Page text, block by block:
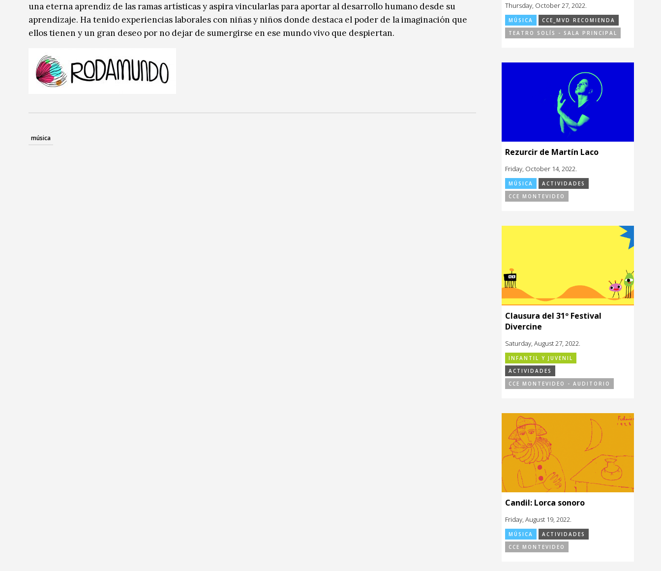
una eterna aprendiz de las ramas artísticas y aspira vincularlas para aportar al desarrollo humano desde su
aprendizaje. Ha tenido experiencias laborales con niñas y niños donde destaca el poder de la imaginación que
ellos tienen y un gran deseo por no dejar de sumergirse en ese mundo vivo que despiertan.
música
Thursday, October 27, 2022.
MÚSICA
CCE_MVD RECOMIENDA
TEATRO SOLÍS - SALA PRINCIPAL
Rezurcir de Martín Laco
Friday, October 14, 2022.
MÚSICA
ACTIVIDADES
CCE MONTEVIDEO
Clausura del 31º Festival
Divercine
Saturday, August 27, 2022.
INFANTIL Y JUVENIL
ACTIVIDADES
CCE MONTEVIDEO - AUDITORIO
Candil: Lorca sonoro
Friday, August 19, 2022.
MÚSICA
ACTIVIDADES
CCE MONTEVIDEO